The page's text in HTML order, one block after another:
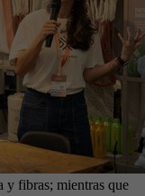
y fibras; mientras que